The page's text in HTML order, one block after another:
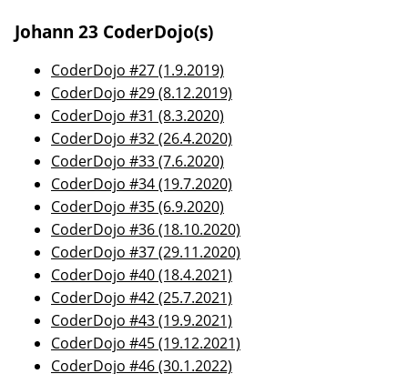
Johann 23 CoderDojo(s)
CoderDojo #27 (1.9.2019)
CoderDojo #29 (8.12.2019)
CoderDojo #31 (8.3.2020)
CoderDojo #32 (26.4.2020)
CoderDojo #33 (7.6.2020)
CoderDojo #34 (19.7.2020)
CoderDojo #35 (6.9.2020)
CoderDojo #36 (18.10.2020)
CoderDojo #37 (29.11.2020)
CoderDojo #40 (18.4.2021)
CoderDojo #42 (25.7.2021)
CoderDojo #43 (19.9.2021)
CoderDojo #45 (19.12.2021)
CoderDojo #46 (30.1.2022)